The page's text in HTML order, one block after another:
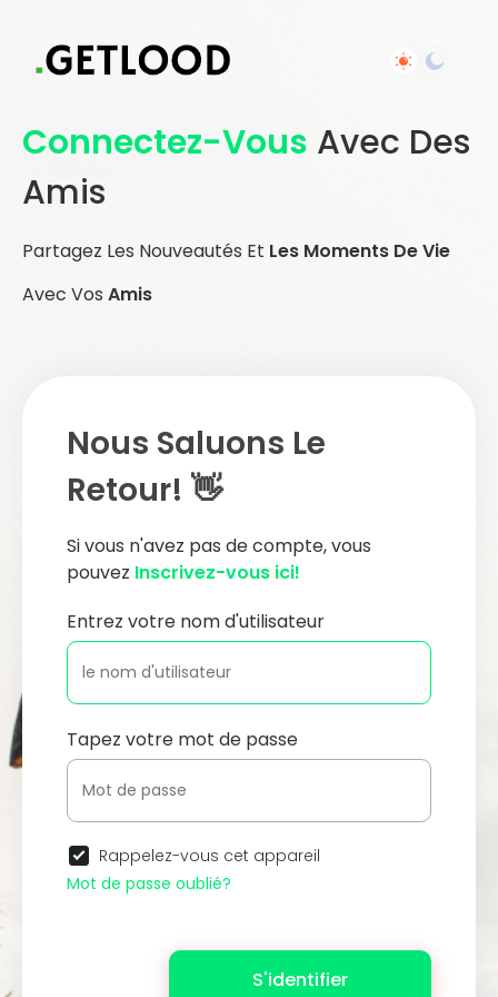
Connectez-Vous Avec Des
Amis
Partagez Les Nouveautés Et Les Moments De Vie
Avec Vos Amis
Nous Saluons Le
Retour! 👋
Si vous n'avez pas de compte, vous
pouvez Inscrivez-vous ici!
Entrez votre nom d'utilisateur
Tapez votre mot de passe
Rappelez-vous cet appareil
Mot de passe oublié?
S'identifier